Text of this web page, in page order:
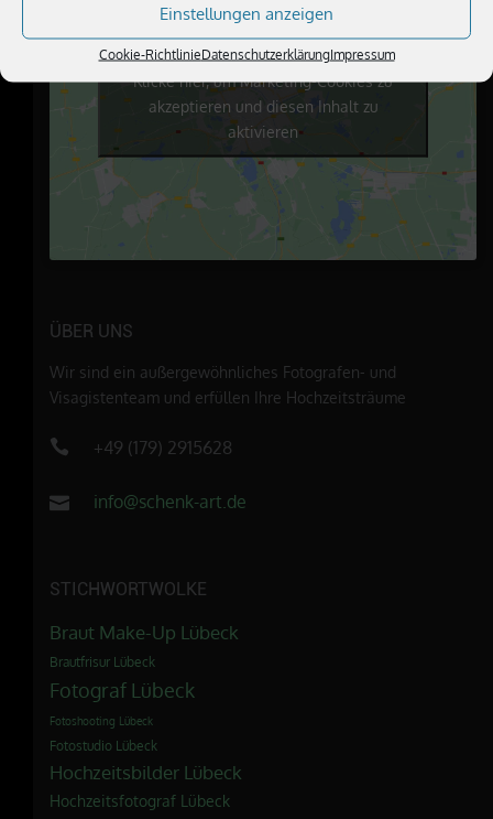
Einstellungen anzeigen
Cookie-RichtlinieDatenschutzerklärungImpressum
Klicke hier, um Marketing-Cookies zu
akzeptieren und diesen Inhalt zu
aktivieren
ÜBER UNS
Wir sind ein außergewöhnliches Fotografen- und
Visagistenteam und erfüllen Ihre Hochzeitsträume
+49 (179) 2915628
info@schenk-art.de
STICHWORTWOLKE
Braut Make-Up Lübeck
Brautfrisur Lübeck
Fotograf Lübeck
Fotoshooting Lübeck
Fotostudio Lübeck
Hochzeitsbilder Lübeck
Hochzeitsfotograf Lübeck